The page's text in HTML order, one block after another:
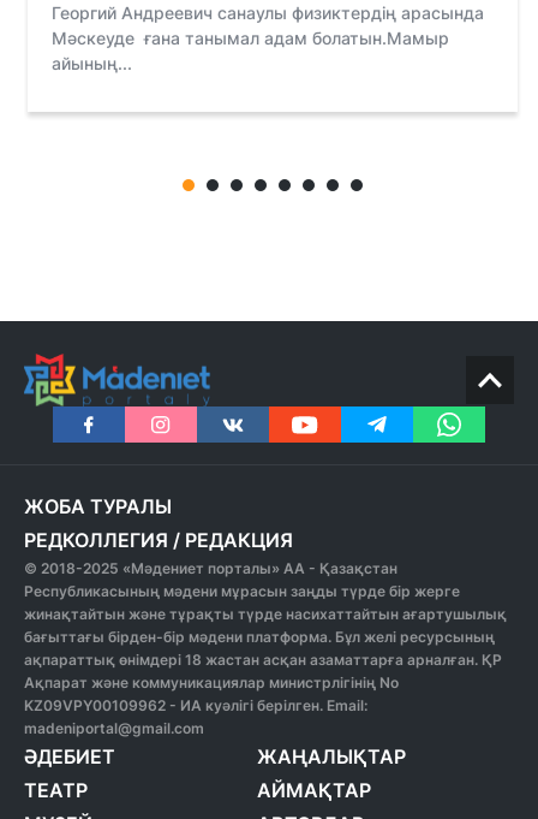
Георгий Андреевич санаулы физиктердің арасында
Мәскеуде ғана танымал адам болатын.Мамыр
айының...
ЖОБА ТУРАЛЫ
РЕДКОЛЛЕГИЯ / РЕДАКЦИЯ
© 2018-2025 «Мәдениет порталы» АА - Қазақстан
Республикасының мәдени мұрасын заңды түрде бір жерге
жинақтайтын және тұрақты түрде насихаттайтын ағартушылық
бағыттағы бірден-бір мәдени платформа. Бұл желі ресурсының
ақпараттық өнімдері 18 жастан асқан азаматтарға арналған. ҚР
Ақпарат және коммуникациялар министрлігінің No
KZ09VPY00109962 - ИА куәлігі берілген. Email:
madeniportal@gmail.com
ӘДЕБИЕТ
ТЕАТР
ЖАҢАЛЫҚТАР
АЙМАҚТАР